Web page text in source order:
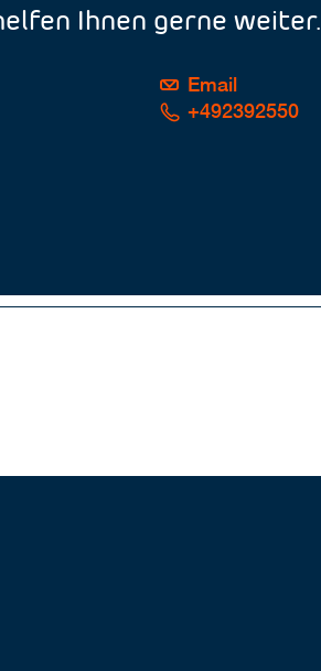
Ihnen gerne weiter.
Email
+492392550